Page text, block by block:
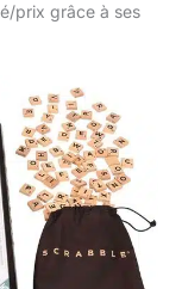
prix grâce à ses